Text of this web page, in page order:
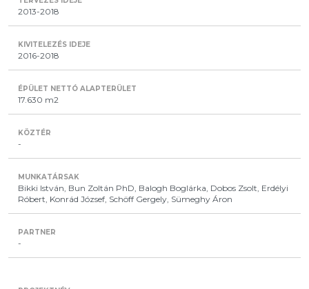
2013-2018
2016-2018
17.630 m2
-
Bikki István, Bun Zoltán PhD, Balogh Boglárka, Dobos Zsolt, Erdélyi
Róbert, Konrád József, Schöff Gergely, Sümeghy Áron
-